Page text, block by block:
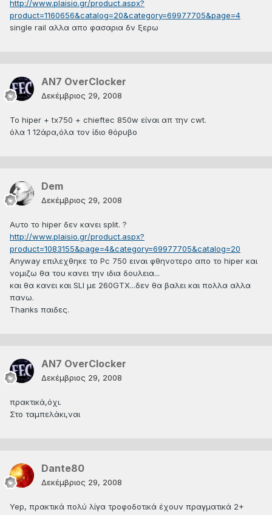
http://www.plaisio.gr/product.aspx?
product=1160656&catalog=20&category=69977705&page=4
single rail αλλα απο φασαρια δν ξερω
AN7 OverClocker
Δεκέμβριος 29, 2008
To hiper + tx750 + chieftec 850w είναι απ την cwt.
όλα 1 12άρα,όλα τον ίδιο θόρυβο
Dem
Δεκέμβριος 29, 2008
Αυτο το hiper δεν κανει split. ?
http://www.plaisio.gr/product.aspx?
product=1083155&page=4&category=69977705&catalog=20
Anyway επιλεχθηκε το Pc 750 ειναι φθηνοτερο απο το hiper και
νομιζω θα του κανει την ιδια δουλεια...
και θα κανει και SLI με 260GTX...δεν θα βαλει και πολλα αλλα
πανω.
Thanks παιδες.
AN7 OverClocker
Δεκέμβριος 29, 2008
πρακτικά,όχι.
Στο ταμπελάκι,ναι
Dante80
Δεκέμβριος 29, 2008
Yep, πρακτικά πολύ λίγα τροφοδοτικά έχουν πραγματικά 2+